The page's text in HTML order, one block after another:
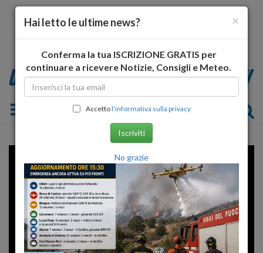
Toggle navigation
×
Hai letto le ultime news?
Conferma la tua ISCRIZIONE GRATIS per
continuare a ricevere Notizie, Consigli e Meteo.
Accettol'informativa sulla privacy
Iscriviti
No grazie